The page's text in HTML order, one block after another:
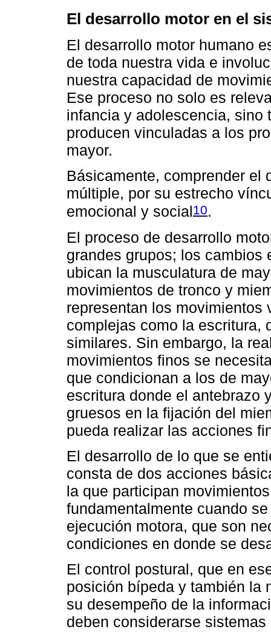
El desarrollo motor en el
El desarrollo motor humano
de toda nuestra vida e
nuestra capacidad de
Ese proceso no solo es
infancia y adolescencia, sino
producen vinculadas a los
mayor.
Básicamente, comprender el
múltiple, por su estrecho
emocional y social10.
El proceso de desarrollo
grandes grupos; los cambios
ubican la musculatura de
movimientos de tronco y
representan los movimientos
complejas como la escritura,
similares. Sin embargo, la
movimientos finos se
que condicionan a los de
escritura donde el antebrazo
gruesos en la fijación del
pueda realizar las acciones
El desarrollo de lo que se
consta de dos acciones
la que participan
fundamentalmente cuando
ejecución motora, que son
condiciones en donde se
El control postural, que en
posición bípeda y también la
su desempeño de la
deben considerarse